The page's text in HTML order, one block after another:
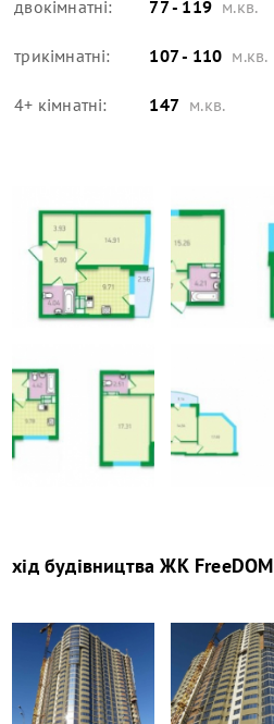
двокімнатні: 77 - 119 м.кв.
трикімнатні: 107 - 110 м.кв.
4+ кімнатні: 147 м.кв.
хід будівництваЖК FreeDOM